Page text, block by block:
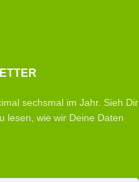
sechsmal im Jahr. Sieh Dir
lesen, wie wir Deine Daten